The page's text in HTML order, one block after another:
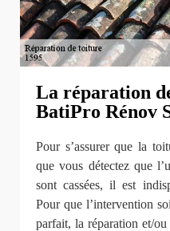
La réparation
BatiPro Rénov
Pour s’assurer que la
que vous détectez que
sont cassées, il est
Pour que l’intervention
parfait, la réparation et/